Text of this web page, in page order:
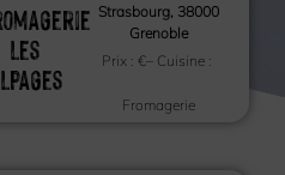
les
Strasbourg, 38000
Grenoble
Prix :€– Cuisine :
Fromagerie